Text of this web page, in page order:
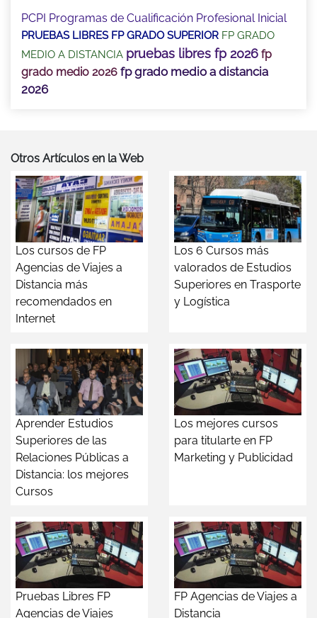
PCPI Programas de Cualificación Profesional Inicial
PRUEBAS LIBRES FP GRADO SUPERIOR FP GRADO
MEDIO A DISTANCIA pruebas libres fp 2026 fp
grado medio 2026 fp grado medio a distancia
2026
Otros Artículos en la Web
Los cursos de FP
Agencias de Viajes a
Distancia más
recomendados en
Internet
Los 6 Cursos más
valorados de Estudios
Superiores en Trasporte
y Logística
Aprender Estudios
Superiores de las
Relaciones Públicas a
Distancia: los mejores
Cursos
Los mejores cursos
para titularte en FP
Marketing y Publicidad
Pruebas Libres FP
Agencias de Viajes
FP Agencias de Viajes a
Distancia